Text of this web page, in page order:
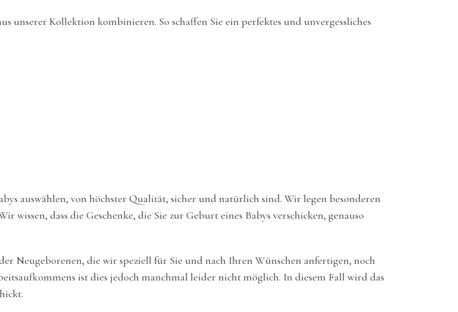
unserer Kollektion kombinieren. So schaffen Sie ein perfektes und unvergessliches
auswählen, von höchster Qualität, sicher und natürlich sind. Wir legen besonderen
dass die Geschenke, die Sie zur Geburt eines Babys verschicken, genauso
Neugeborenen, die wir speziell für Sie und nach Ihren Wünschen anfertigen, noch
ist dies jedoch manchmal leider nicht möglich. In diesem Fall wird das